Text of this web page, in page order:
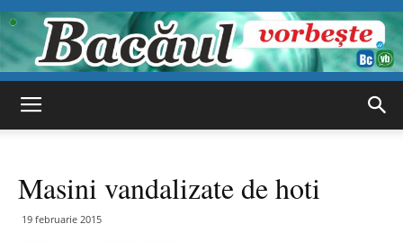
vorbește
Masini vandalizate de hoti
19 februarie 2015